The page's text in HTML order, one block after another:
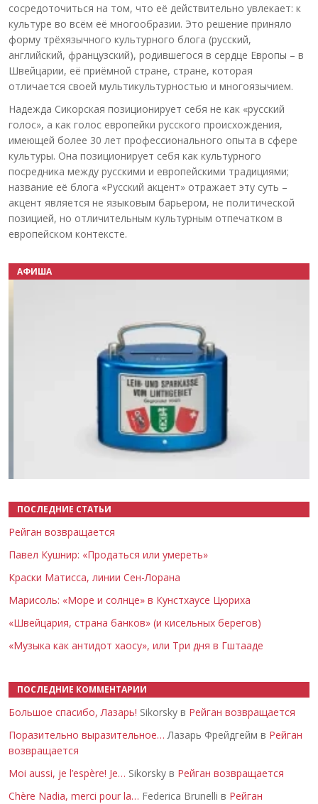
сосредоточиться на том, что её действительно увлекает: к
культуре во всём её многообразии. Это решение приняло
форму трёхязычного культурного блога (русский,
английский, французский), родившегося в сердце Европы – в
Швейцарии, её приёмной стране, стране, которая
отличается своей мультикультурностью и многоязычием.
Надежда Сикорская позиционирует себя не как «русский
голос», а как голос европейки русского происхождения,
имеющей более 30 лет профессионального опыта в сфере
культуры. Она позиционирует себя как культурного
посредника между русскими и европейскими традициями;
название её блога «Русский акцент» отражает эту суть –
акцент является не языковым барьером, не политической
позицией, но отличительным культурным отпечатком в
европейском контексте.
АФИША
ПОСЛЕДНИЕ СТАТЬИ
Рейган возвращается
Павел Кушнир: «Продаться или умереть»
Краски Матисса, линии Сен-Лорана
Марисоль: «Море и солнце» в Кунстхаусе Цюриха
«Швейцария, страна банков» (и кисельных берегов)
«Музыка как антидот хаосу», или Три дня в Гштааде
ПОСЛЕДНИЕ КОММЕНТАРИИ
Большое спасибо, Лазарь! Sikorsky в Рейган возвращается
Поразительно выразительное… Лазарь Фрейдгейм в Рейган
возвращается
Moi aussi, je l’espère! Je… Sikorsky в Рейган возвращается
Chère Nadia, merci pour la… Federica Brunelli в Рейган